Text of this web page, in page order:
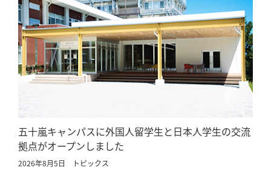
五十嵐キャンパスに外国人留学生と日本人学生の交流
拠点がオープンしました
2026年8月5日 トピックス